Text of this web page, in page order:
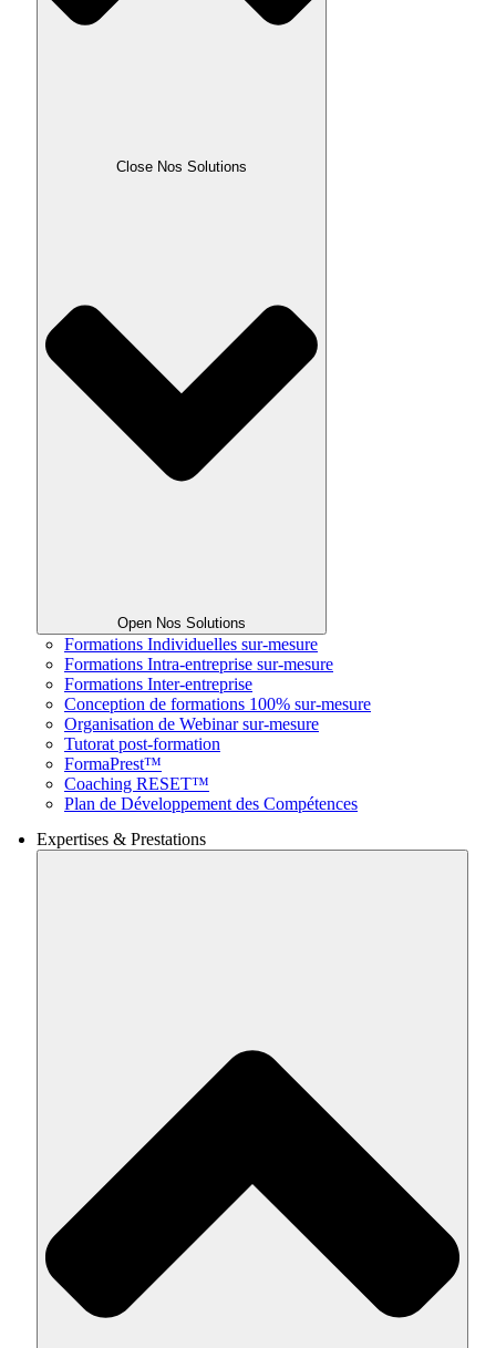
Close Nos Solutions
Open Nos Solutions
Formations Individuelles sur-mesure
Formations Intra-entreprise sur-mesure
Formations Inter-entreprise
Conception de formations 100% sur-mesure
Organisation de Webinar sur-mesure
Tutorat post-formation
FormaPrest™
Coaching RESET™
Plan de Développement des Compétences
Expertises & Prestations